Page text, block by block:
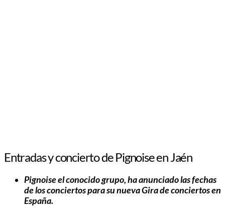
Entradas y concierto de Pignoise en Jaén
Pignoise el conocido grupo, ha anunciado las fechas
de los conciertos para su nueva Gira de conciertos en
España.